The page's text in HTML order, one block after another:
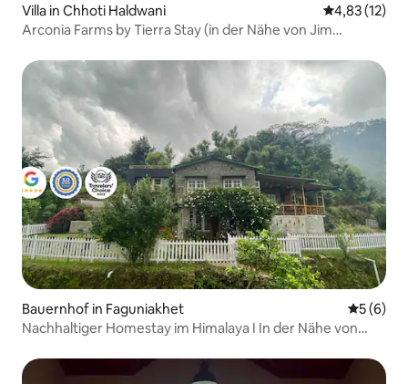
Villa in Chhoti Haldwani
4,83 (12)
Arconia Farms by Tierra Stay (in der Nähe von Jim
Bauernhof in Faguniakhet
5 (6)
Nachhaltiger Homestay im Himalaya I In der Nähe von